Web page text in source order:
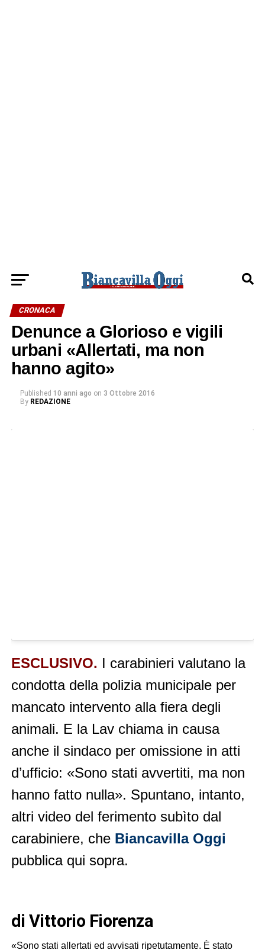
CRONACA
Denunce a Glorioso e vigili
urbani «Allertati, ma non
hanno agito»
Published 10 anni ago on 3 Ottobre 2016
By REDAZIONE
ESCLUSIVO. I carabinieri valutano la
condotta della polizia municipale per
mancato intervento alla fiera degli
animali. E la Lav chiama in causa
anche il sindaco per omissione in atti
d’ufficio: «Sono stati avvertiti, ma non
hanno fatto nulla». Spuntano, intanto,
altri video del ferimento subìto dal
carabiniere, che Biancavilla Oggi
pubblica qui sopra.
di Vittorio Fiorenza
«Sono stati allertati ed avvisati ripetutamente. È stato